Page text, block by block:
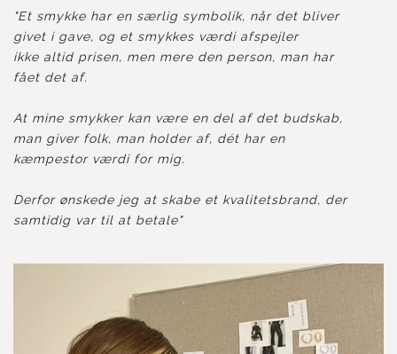
"Et smykke har en særlig symbolik, når det bliver
givet i gave, og et smykkes værdi afspejler
ikke altid prisen, men mere den person, man har
fået det af.
At mine smykker kan være en del af det budskab,
man giver folk, man holder af, dét har en
kæmpestor værdi for mig.
Derfor ønskede jeg at skabe et kvalitetsbrand, der
samtidig var til at betale"